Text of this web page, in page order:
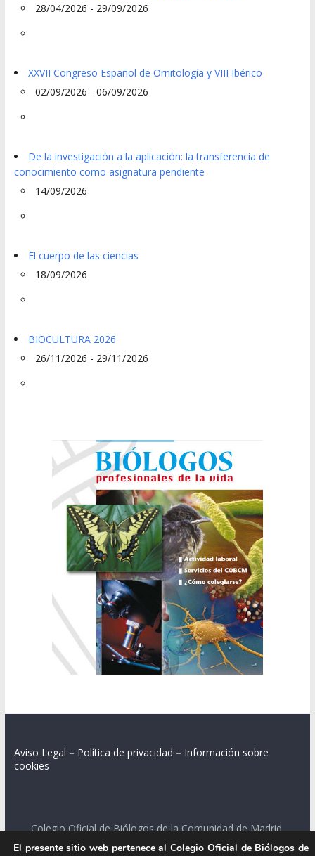
28/04/2026 - 29/09/2026
XXVII Congreso Español de Ornitología y VIII Ibérico
02/09/2026 - 06/09/2026
De la investigación a la aplicación: la transferencia de
conocimiento como asignatura pendiente
14/09/2026
El cuerpo de las ciencias
18/09/2026
BIOCULTURA 2026
26/11/2026 - 29/11/2026
Aviso Legal – Política de privacidad – Información sobre
cookies
Colegio Oficial de Biólogos de la Comunidad de Madrid.
El presente sitio web pertenece al Colegio Oficial de Biólogos de